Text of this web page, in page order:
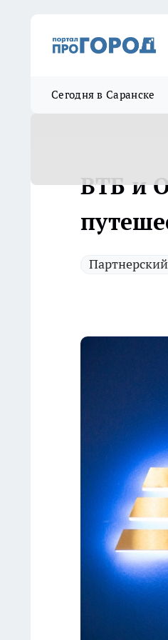
Сегодня в Саранске
ВТБ и